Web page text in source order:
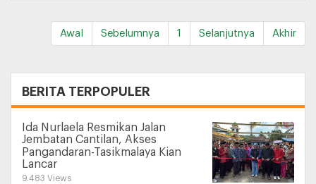
Awal Sebelumnya 1 Selanjutnya Akhir
BERITA TERPOPULER
Ida Nurlaela Resmikan Jalan
Jembatan Cantilan, Akses
Pangandaran-Tasikmalaya Kian
Lancar
9.483 Views